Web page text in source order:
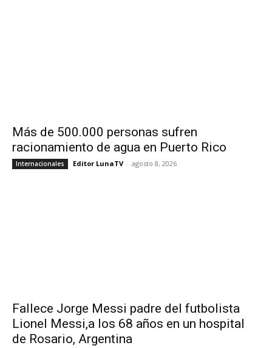
Más de 500.000 personas sufren
racionamiento de agua en Puerto Rico
Internacionales Editor LunaTV - agosto 8, 2026
Fallece Jorge Messi padre del futbolista
Lionel Messi,a los 68 años en un hospital
de Rosario, Argentina